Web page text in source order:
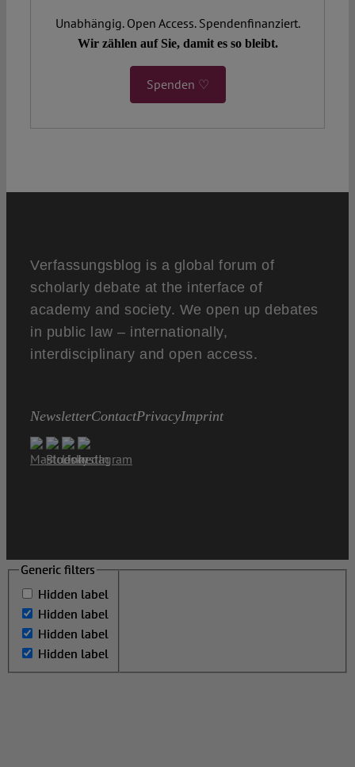
Unabhängig. Open Access. Spendenfinanziert.
Wir zählen auf Sie, damit es so bleibt.
Spenden ♡
Verfassungsblog is a global forum of
scholarly debate at the interface of
academy and society. We open up debates
in public law – internationally,
interdisciplinary and open access.
NewsletterContactPrivacyImprint
Generic filters
Hidden label
Hidden label
Hidden label
Hidden label
Generic filters
Hidden label
Hidden label
Hidden label
Hidden label